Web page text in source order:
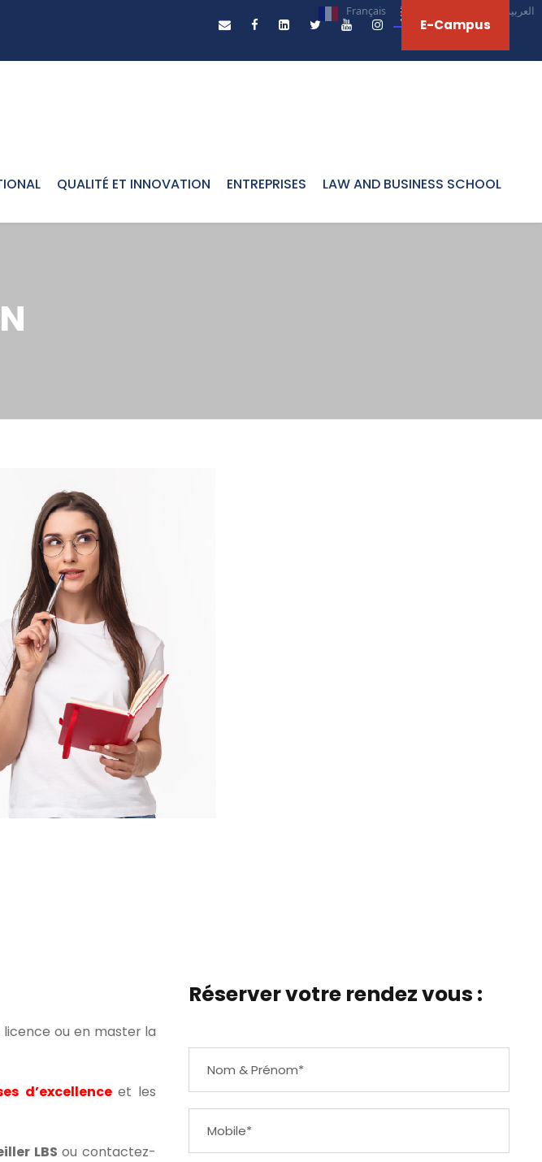
Français العربية‏
E-Campus
QUALITÉ ET INNOVATION ENTREPRISES LAW AND BUSINESS SCHOOL
licence ou en master la
d’excellence et les
LBSou contactez-
Réserver votre rendez vous :